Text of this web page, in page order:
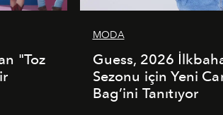
"Toz
MODA
Guess, 2026
Sezonu için Yeni
Bag’ini Tanıtıyor